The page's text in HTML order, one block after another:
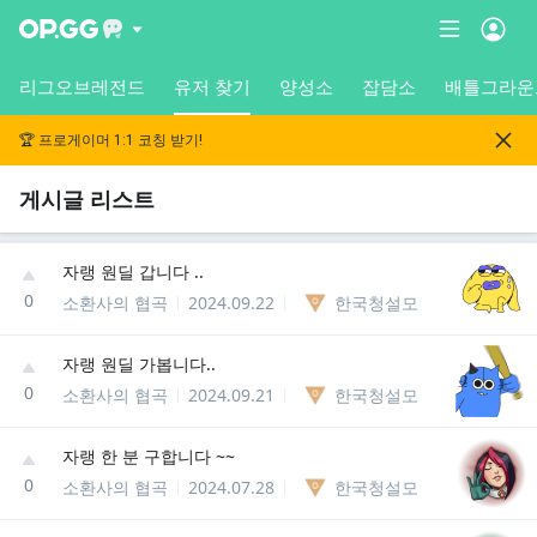
리그오브레전드 유저 찾기 양성소 잡담소 배틀그라
🏆 프로게이머 1:1 코칭 받기!
게시글 리스트
0
자랭 원딜 갑니다 ..
소환사의 협곡
2024.09.22 한국청설모
0
자랭 원딜 가봅니다..
소환사의 협곡
2024.09.21 한국청설모
0
자랭 한 분 구합니다 ~~
소환사의 협곡
2024.07.28 한국청설모